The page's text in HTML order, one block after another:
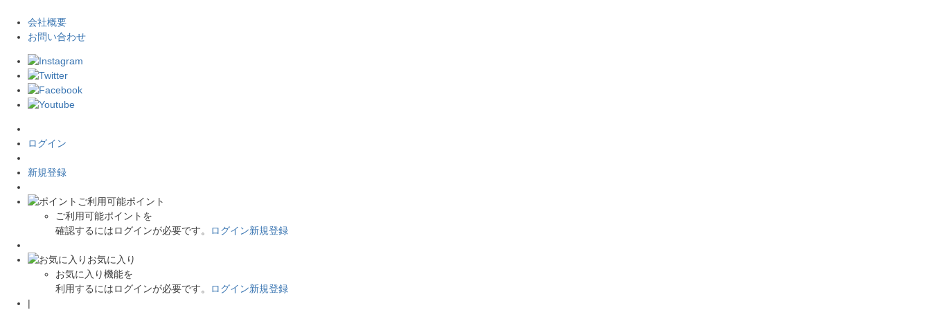
会社概要
お問い合わせ
ログイン
新規登録
ご利用可能ポイント
ご利用可能ポイントを
確認するにはログインが必要です。
ログイン新規登録
お気に入り
お気に入り機能を
利用するにはログインが必要です。
ログイン新規登録
|